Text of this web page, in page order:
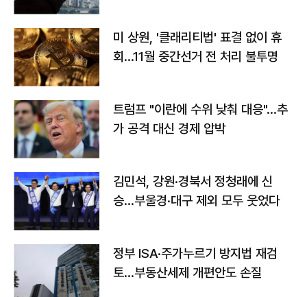
미 상원, '클래리티법' 표결 없이 휴
회…11월 중간선거 전 처리 불투명
트럼프 "이란에 수위 낮춰 대응"…추
가 공격 대신 경제 압박
김민석, 강원·경북서 정청래에 신
승…부울경·대구 제외 모두 웃었다
정부 ISA·주가누르기 방지법 재검
토…부동산세제 개편안도 손질